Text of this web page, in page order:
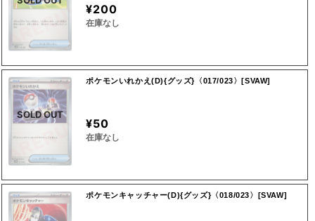
¥200
在庫なし
SOLD OUT
ポケモンいれかえ(D){グッズ}〈017/023〉[SVAW]
¥50
在庫なし
ポケモンキャッチャー(D){グッズ}〈018/023〉[SVAW]